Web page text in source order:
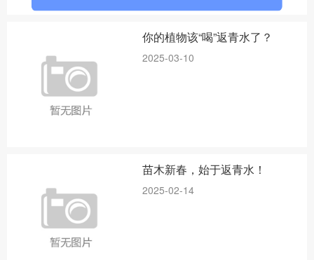
你的植物该“喝”返青水了？
2025-03-10
苗木新春，始于返青水！
2025-02-14